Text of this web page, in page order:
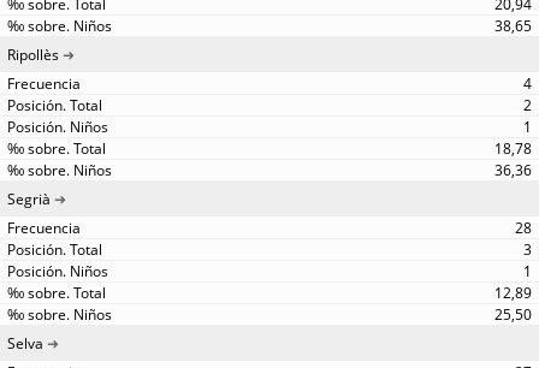
20,94
38,65
Ripollès
4
2
1
18,78
36,36
Segrià
28
3
1
12,89
25,50
Selva